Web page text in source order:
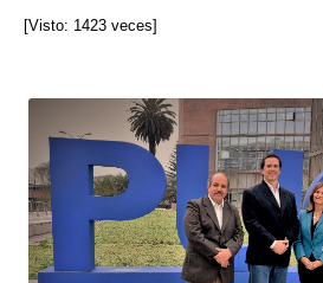
[Visto: 1423 veces]